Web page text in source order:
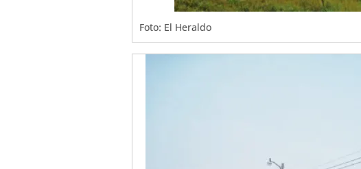
Foto: El Heraldo